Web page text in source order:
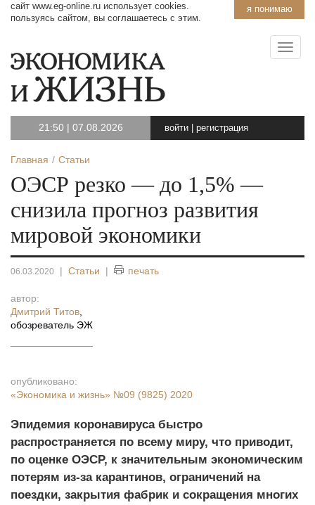
я понимаю
сайт www.eg-online.ru использует cookies.
пользуясь сайтом, вы соглашаетесь с этим.
21:50 | 07.08.2026 войти регистрация
Главная Статьи
ОЭСР резко — до 1,5% —
снизила прогноз развития
мировой экономики
06.03.2020 | Статьи | печать
автор:
Дмитрий Титов
обозреватель ЭЖ
опубликовано:
«Экономика и жизнь» №09 (9825) 2020
Эпидемия коронавируса быстро
распространяется по всему миру, что приводит,
по оценке ОЭСР, к значительным экономическим
потерям из-за карантинов, ограничений на
поездки, закрытия фабрик и сокращения многих